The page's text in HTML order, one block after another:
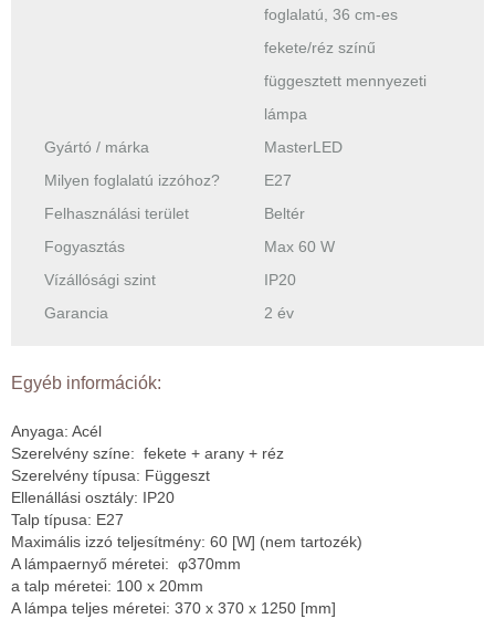
foglalatú, 36 cm-es
fekete/réz színű
függesztett mennyezeti
lámpa
Gyártó / márka
MasterLED
Milyen foglalatú izzóhoz?
E27
Felhasználási terület
Beltér
Fogyasztás
Max 60 W
Vízállósági szint
IP20
Garancia
2 év
Egyéb információk:
Anyaga: Acél
Szerelvény színe: fekete + arany + réz
Szerelvény típusa: Függeszt
Ellenállási osztály: IP20
Talp típusa: E27
Maximális izzó teljesítmény: 60 [W] (nem tartozék)
A lámpaernyő méretei: φ370mm
a talp méretei: 100 x 20mm
A lámpa teljes méretei: 370 x 370 x 1250 [mm]